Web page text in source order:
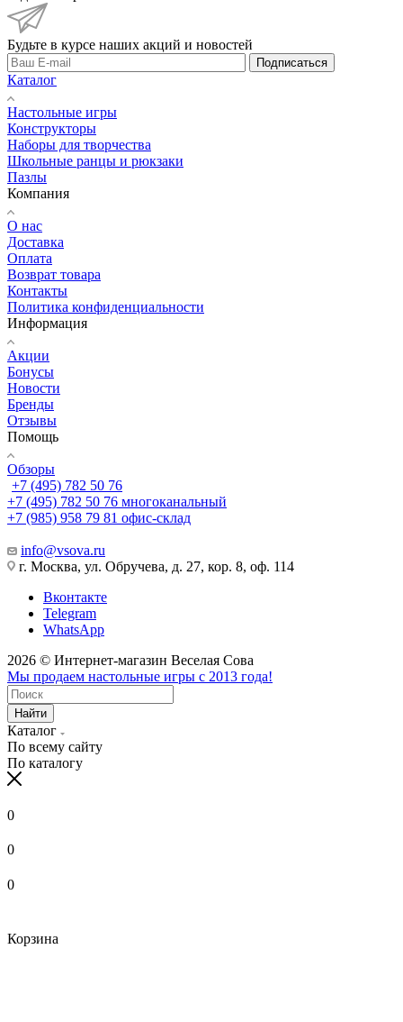
Будьте в курсе наших акций и новостей
Подписаться
Каталог
Настольные игры
Конструкторы
Наборы для творчества
Школьные ранцы и рюкзаки
Пазлы
Компания
О нас
Доставка
Оплата
Возврат товара
Контакты
Политика конфиденциальности
Информация
Акции
Бонусы
Новости
Бренды
Отзывы
Помощь
Обзоры
+7 (495) 782 50 76
+7 (495) 782 50 76 многоканальный
+7 (985) 958 79 81 офис-склад
info@vsova.ru
г. Москва, ул. Обручева, д. 27, кор. 8, оф. 114
Вконтакте
Telegram
WhatsApp
2026 © Интернет-магазин Веселая Сова
Мы продаем настольные игры с 2013 года!
Найти
Каталог
По всему сайту
По каталогу
0
0
0
Корзина